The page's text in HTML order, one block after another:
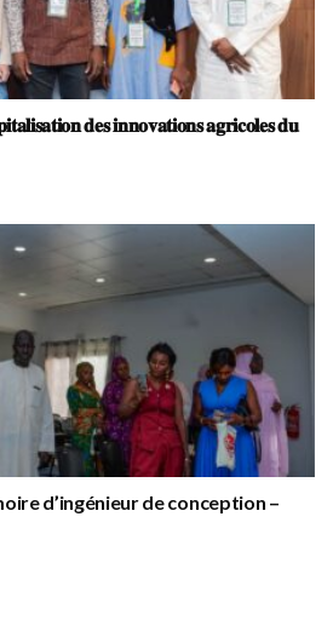
𝐝𝐞𝐬 𝐢𝐧𝐧𝐨𝐯𝐚𝐭𝐢𝐨𝐧𝐬 𝐚𝐠𝐫𝐢𝐜𝐨𝐥𝐞𝐬 𝐝𝐮
d’ingénieur de conception –